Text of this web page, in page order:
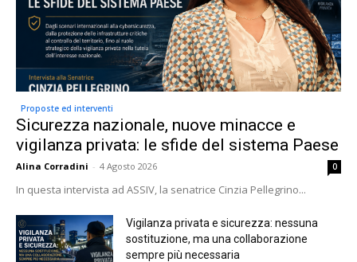
Proposte ed interventi
Sicurezza nazionale, nuove minacce e
vigilanza privata: le sfide del sistema Paese
Alina Corradini - 4 Agosto 2026 0
In questa intervista ad ASSIV, la senatrice Cinzia Pellegrino...
Vigilanza privata e sicurezza: nessuna
sostituzione, ma una collaborazione
sempre più necessaria